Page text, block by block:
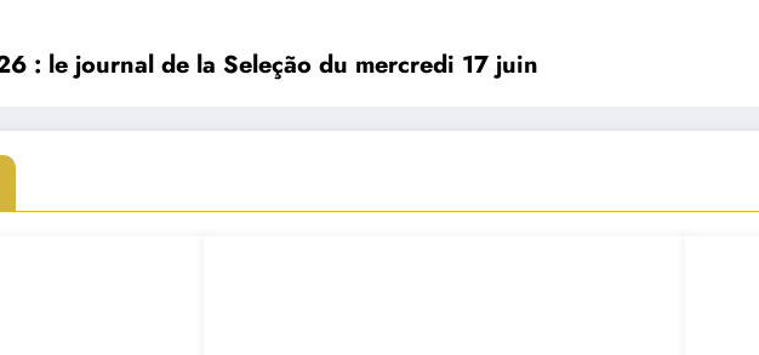
: le journal de la Seleção du mercredi 17 juin